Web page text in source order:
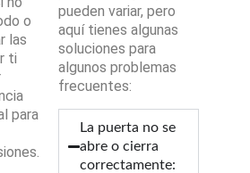
o
las
ti
para
pueden variar, pero
aquí tienes algunas
soluciones para
algunos problemas
frecuentes:
La puerta no se
abre o cierra
correctamente: